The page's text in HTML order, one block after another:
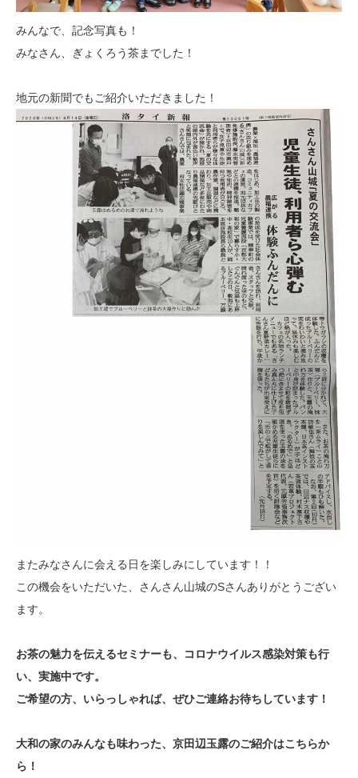
みんなで、記念写真も！
みなさん、ぎょくろう茶までした！
地元の新聞でもご紹介いただきました！
またみなさんに会える日を楽しみにしています！！
この機会をいただいた、さんさん山城のSさんありがとうござい
ます。
お茶の魅力を伝えるセミナーも、コロナウイルス感染対策も行
い、実施中です。
ご希望の方、いらっしゃれば、ぜひご連絡お待ちしています！
大和の家のみんなも味わった、京田辺玉露のご紹介はこちらか
ら！